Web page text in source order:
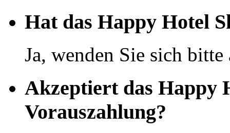
Hat das Happy Hotel
Ja, wenden Sie sich
Akzeptiert das Happy
Vorauszahlung?